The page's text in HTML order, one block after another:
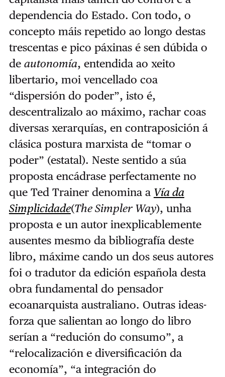
dependencia do Estado. Con todo, o
concepto máis repetido ao longo destas
trescentas e pico páxinas é sen dúbida o
de autonomía, entendida ao xeito
libertario, moi vencellado coa
“dispersión do poder”, isto é,
descentralizalo ao máximo, rachar coas
diversas xerarquías, en contraposición á
clásica postura marxista de “tomar o
poder” (estatal). Neste sentido a súa
proposta encádrase perfectamente no
que Ted Trainer denomina a Vía da
Simplicidade(The Simpler Way), unha
proposta e un autor inexplicablemente
ausentes mesmo da bibliografía deste
libro, máxime cando un dos seus autores
foi o tradutor da edición española desta
obra fundamental do pensador
ecoanarquista australiano. Outras ideas-
forza que salientan ao longo do libro
serían a “redución do consumo”, a
“relocalización e diversificación da
economía”, “a integración do